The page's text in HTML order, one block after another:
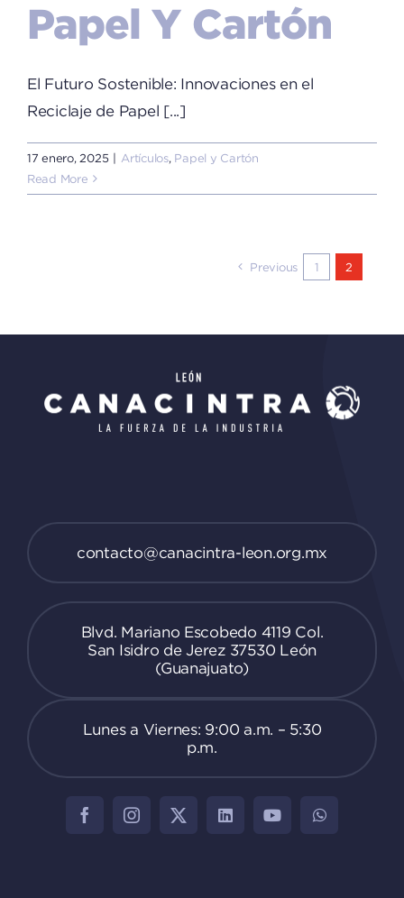
Papel Y Cartón
El Futuro Sostenible: Innovaciones en el
Reciclaje de Papel [...]
17 enero, 2025 Artículos, Papel y Cartón
Read More
Previous 1 2
contacto@canacintra-leon.org.mx
Blvd. Mariano Escobedo 4119 Col.
San Isidro de Jerez 37530 León
(Guanajuato)
Lunes a Viernes: 9:00 a.m. – 5:30
p.m.